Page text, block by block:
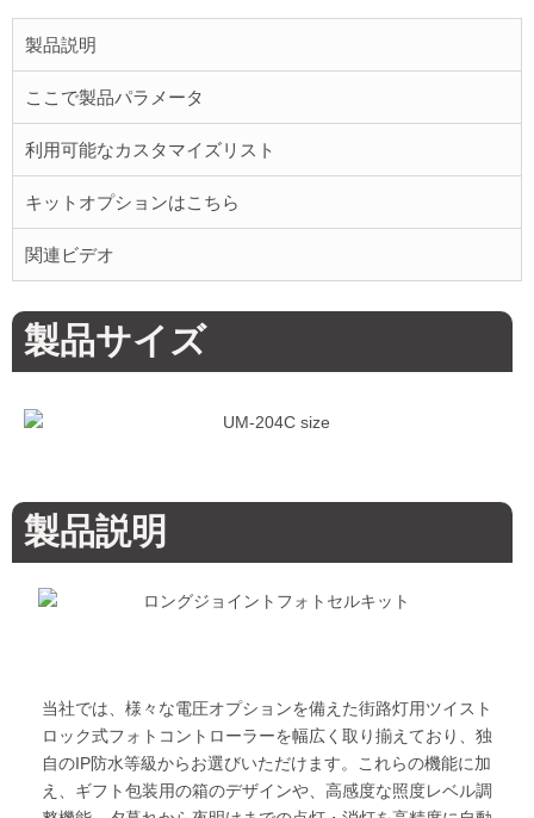
製品説明
ここで製品パラメータ
利用可能なカスタマイズリスト
キットオプションはこちら
関連ビデオ
製品サイズ
製品説明
当社では、様々な電圧オプションを備えた街路灯用ツイスト
ロック式フォトコントローラーを幅広く取り揃えており、独
自のIP防水等級からお選びいただけます。これらの機能に加
え、ギフト包装用の箱のデザインや、高感度な照度レベル調